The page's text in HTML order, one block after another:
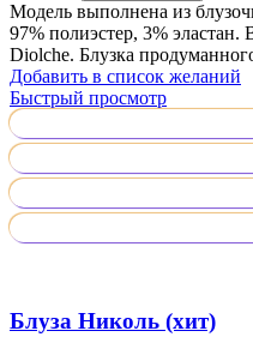
Модель выполнена из
97% полиэстер, 3%
Diolche. Блузка
Добавить в список желаний
Быстрый просмотр
Блуза Николь (хит)